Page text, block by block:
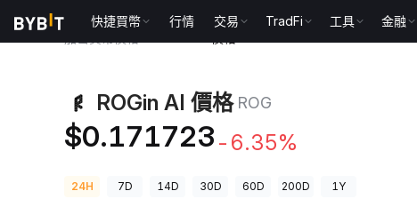
快捷買幣 行情 交易 TradFi 工具 金融
ROGin AI 價格 ROG
$0.171723 -6.35%
24H 7D 14D 30D 60D 200D 1Y